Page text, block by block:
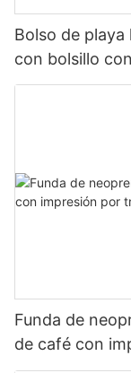
Bolso de
con bolsillo
Funda de
de café con
completa.